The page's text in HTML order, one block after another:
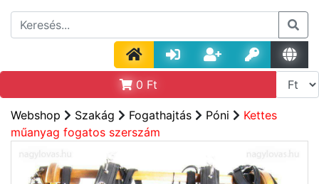
0 Ft
Webshop Szakág Fogathajtás Póni
Kettes
műanyag fogatos szerszám